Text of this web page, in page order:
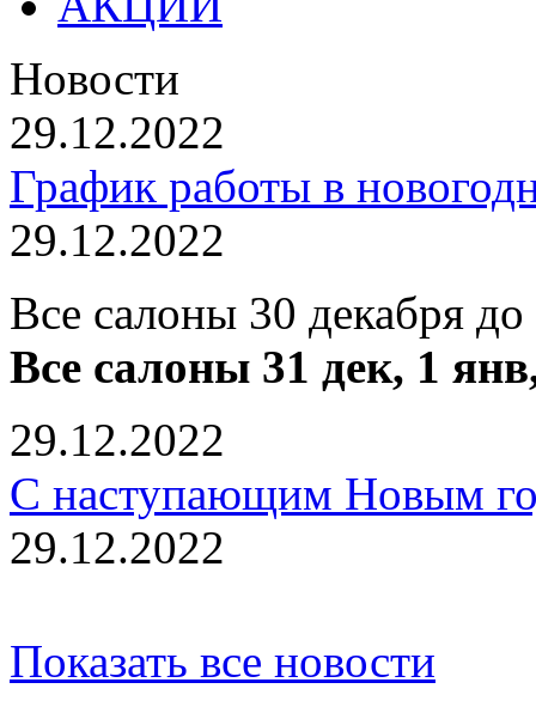
Новости
29.12.2022
График работы в
29.12.2022
Все салоны 30 декабря
Все салоны 31 дек, 1
29.12.2022
С наступающим Новым
29.12.2022
Показать все новости